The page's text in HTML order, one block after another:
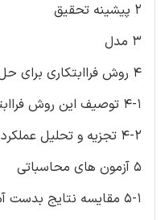
2 پیشینه تحقیق
3 مدل
4 روش فراابتکاری برای حل کردن این مدل
4-1 توصیف این روش فراابتکاری
4-2 تجزیه و تحلیل عملکرد روش اکتشافی
5 آزمون های محاسباتی
5-1 مقایسه نتایج بدست آمده همراه با و بدون زمان انتظار